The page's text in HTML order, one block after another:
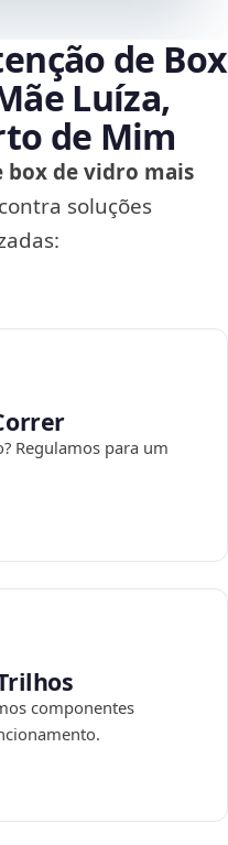
de Box
Luíza,
de Mim
box de vidro mais
soluções
Regulamos para um
componentes